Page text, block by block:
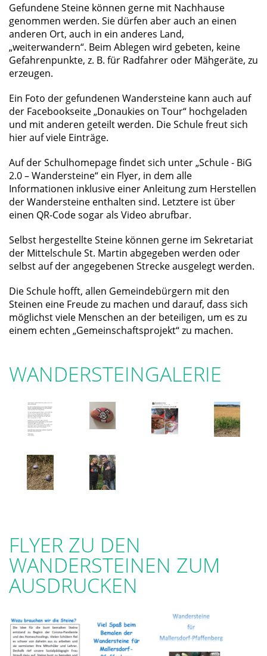
Gefundene Steine können gerne mit Nachhause
genommen werden. Sie dürfen aber auch an einen
anderen Ort, auch in ein anderes Land,
„weiterwandern“. Beim Ablegen wird gebeten, keine
Gefahrenpunkte, z. B. für Radfahrer oder Mähgeräte, zu
erzeugen.
Ein Foto der gefundenen Wandersteine kann auch auf
der Facebookseite „Donaukies on Tour“ hochgeladen
und mit anderen geteilt werden. Die Schule freut sich
hier auf viele Einträge.
Auf der Schulhomepage findet sich unter „Schule - BiG
2.0 – Wandersteine“ ein Flyer, in dem alle
Informationen inklusive einer Anleitung zum Herstellen
der Wandersteine enthalten sind. Letztere ist über
einen QR-Code sogar als Video abrufbar.
Selbst hergestellte Steine können gerne im Sekretariat
der Mittelschule St. Martin abgegeben werden oder
selbst auf der angegebenen Strecke ausgelegt werden.
Die Schule hofft, allen Gemeindebürgern mit den
Steinen eine Freude zu machen und darauf, dass sich
möglichst viele Menschen an der beteiligen, um es zu
einem echten „Gemeinschaftsprojekt“ zu machen.
WANDERSTEINGALERIE
FLYER ZU DEN
WANDERSTEINEN ZUM
AUSDRUCKEN